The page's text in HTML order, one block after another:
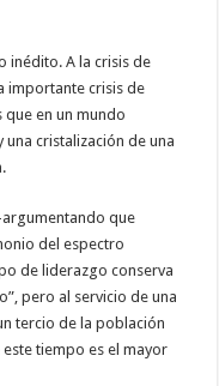
inédito. A la crisis de
importante crisis de
que en un mundo
cristalización de una
que
del espectro
de liderazgo conserva
pero al servicio de una
tercio de la población
tiempo es el mayor